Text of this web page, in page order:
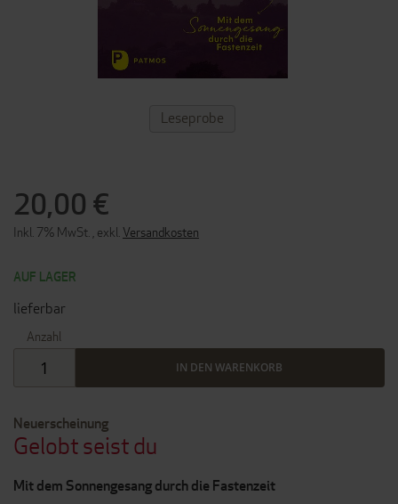
Neuerscheinung
Gelobt seist du
Mit dem Sonnengesang durch die Fastenzeit
20,00 €
Inkl. 7% MwSt. exkl. Versandkosten
AUF LAGER
lieferbar
Anzahl
IN DEN WARENKORB
ZUM
ANFANG
Leseprobe